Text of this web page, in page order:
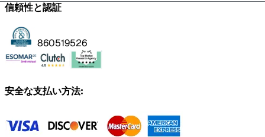
信頼性と認証
860519526
安全な支払い方法: